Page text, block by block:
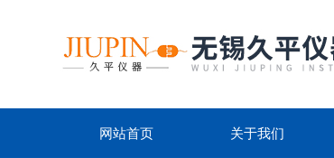
网站首页 关于我们